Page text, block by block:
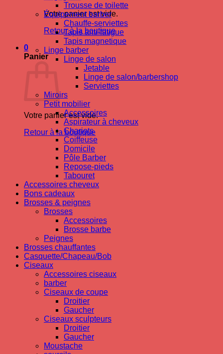
Votre panier est vide.
Retour à la boutique
0
Panier
Votre panier est vide.
Retour à la boutique
Trousse de toilette
Équipement barber
Chauffe-serviettes
Tapis anti-fatigue
Tapis magnetique
Linge barber
Linge de salon
Jetable
Linge de salon/barbershop
Serviettes
Miroirs
Petit mobilier
Accessoires
Aspirateur à cheveux
Chariots
Coiffeuse
Domicile
Pôle Barber
Repose-pieds
Tabouret
Accessoires cheveux
Bons cadeaux
Brosses & peignes
Brosses
Accessoires
Brosse barbe
Peignes
Brosses chauffantes
Casquette/Chapeau/Bob
Ciseaux
Accessoires ciseaux
barber
Ciseaux de coupe
Droitier
Gaucher
Ciseaux sculpteurs
Droitier
Gaucher
Moustache